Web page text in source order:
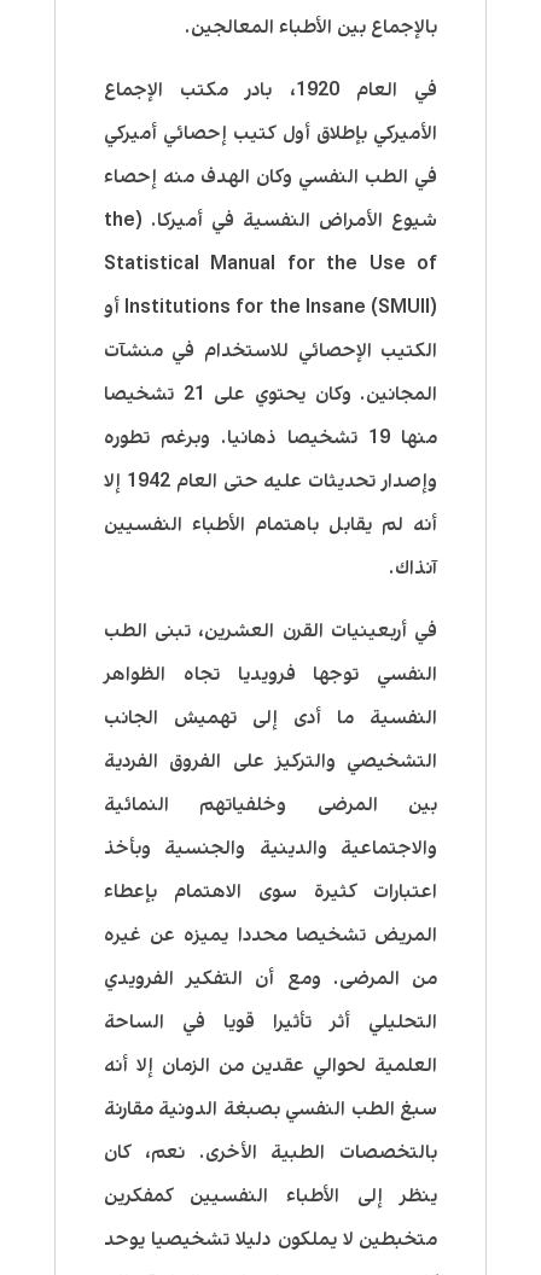
بالإجماع بين الأطباء المعالجين.
في العام 1920، بادر مكتب الإجماع
الأميركي بإطلاق أول كتيب إحصائي أميركي
في الطب النفسي وكان الهدف منه إحصاء
شيوع الأمراض النفسية في أميركا. (the
Statistical Manual for the Use of
Institutions for the Insane (SMUII) أو
الكتيب الإحصائي للاستخدام في منشآت
المجانين. وكان يحتوي على 21 تشخيصا
منها 19 تشخيصا ذهانيا. وبرغم تطوره
وإصدار تحديثات عليه حتى العام 1942 إلا
أنه لم يقابل باهتمام الأطباء النفسيين
آنذاك.
في أربعينيات القرن العشرين، تبنى الطب
النفسي توجها فرويديا تجاه الظواهر
النفسية ما أدى إلى تهميش الجانب
التشخيصي والتركيز على الفروق الفردية
بين المرضى وخلفياتهم النمائية
والاجتماعية والدينية والجنسية وبأخذ
اعتبارات كثيرة سوى الاهتمام بإعطاء
المريض تشخيصا محددا يميزه عن غيره
من المرضى. ومع أن التفكير الفرويدي
التحليلي أثر تأثيرا قويا في الساحة
العلمية لحوالي عقدين من الزمان إلا أنه
سبغ الطب النفسي بصبغة الدونية مقارنة
بالتخصصات الطبية الأخرى. نعم، كان
ينظر إلى الأطباء النفسيين كمفكرين
متخبطين لا يملكون دليلا تشخيصيا يوحد